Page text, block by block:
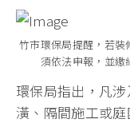
竹市環保局提醒，若
須依法申報，並繳
環保局指出，凡
潢、隔間施工或